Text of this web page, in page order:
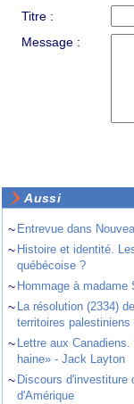
Titre :
Message :
Aussi
~ Entrevue dans
~ Histoire et identité.
québécoise ?
~ Hommage à
~ La résolution (2334)
territoires palestiniens
~ Lettre aux
haine» - Jack Layton
~ Discours d'investiture
d'Amérique